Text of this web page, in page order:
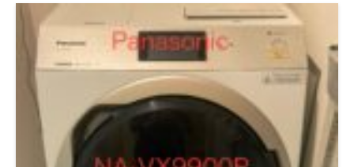
コリが溜まりやすい」とのご相談でした。 ドラム式洗濯機の異
音や振動、放置するとどうなる？ 結論からお伝えすると、異音
や違和感を放置すると、部品破損が連鎖します。今回のNA-
VX8700Lでも、原因は脱水カバーの破損でした。 脱水カバーは
回転時に重要な役割を持つ部品です。ここが割れたり、ズレたま
ま使われると、 回転時の異音 洗濯物の片寄り 内部パーツへの接
触 といった症状が徐々に強くなっていきます。 脱水カバー破損
脱水カバー交換 今回の機種 Panasonic NA-VX8700L の特徴 NA-
VX8700Lは、パナソニックの中でも人気の高いヒートポンプ式ド
ラム洗濯機です。乾燥性能が高い反面、内部構造が複雑で、分解
の精度が仕上がりを大きく左右します。 特に注意が必要なの